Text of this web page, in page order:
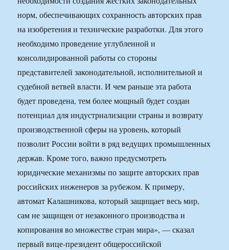
норм, обеспечивающих сохранность авторских прав
на изобретения и технические разработки. Для этого
необходимо проведение углубленной и
консолидированной работы со стороны
представителей законодательной, исполнительной и
судебной ветвей власти. И чем раньше эта работа
будет проведена, тем более мощный будет создан
потенциал для индустриализации страны и возврату
производственной сферы на уровень, который
позволит России войти в ряд ведущих промышленных
держав. Кроме того, важно предусмотреть
юридические механизмы по защите авторских прав
российских инженеров за рубежом. К примеру,
автомат Калашникова, который защищает весь мир,
сам не защищен от незаконного производства и
копирования во множестве стран мира», — сказал
первый вице-президент общероссийской